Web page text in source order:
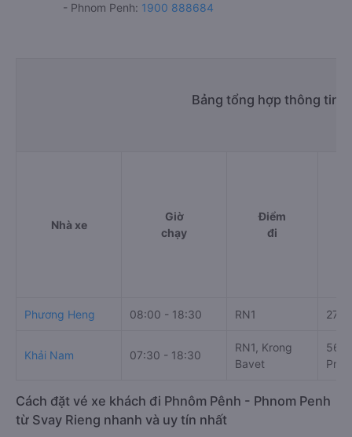
- Phnom Penh: 1900 888684
Bảng tổng hợp thông tin
Nhà xe
Giờ
chạy
Điểm
đi
Phương Heng 08:00 - 18:30 RN1 279
Khải Nam 07:30 - 18:30
RN1, Krong
Bavet
56
Cách đặt vé xe khách đi Phnôm Pênh - Phnom Penh
từ Svay Rieng nhanh và uy tín nhất